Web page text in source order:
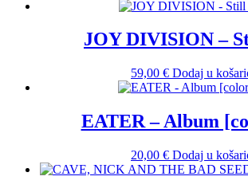
JOY DIVISION –
59,00 € Dodaj u
EATER – Album
20,00 € Dodaj u